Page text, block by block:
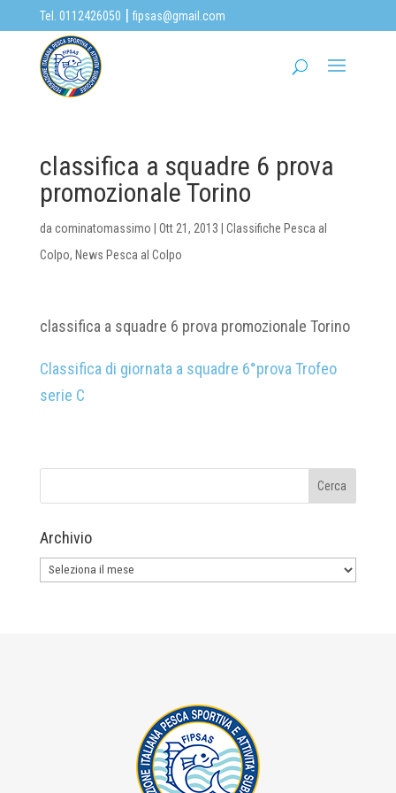
Tel. 0112426050 | fipsas@gmail.com
classifica a squadre 6 prova
promozionale Torino
da cominatomassimo Ott 21, 2013
Classifiche Pesca al
Colpo, News Pesca al Colpo
classifica a squadre 6 prova promozionale Torino
Classifica di giornata a squadre 6°prova Trofeo
serie C
Archivio
Archivio